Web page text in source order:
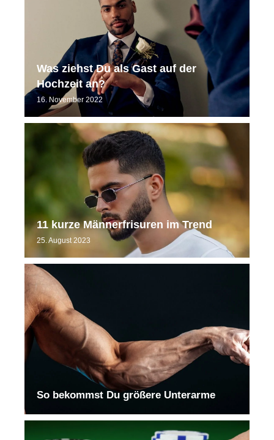
Was ziehst Du als Gast auf der
Hochzeit an?
16. November 2022
11 kurze Männerfrisuren im Trend
25. August 2023
So bekommst Du größere Unterarme